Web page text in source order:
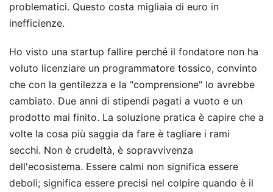
problematici. Questo costa migliaia di euro in
inefficienze.
Ho visto una startup fallire perché il fondatore non ha
voluto licenziare un programmatore tossico, convinto
che con la gentilezza e la "comprensione" lo avrebbe
cambiato. Due anni di stipendi pagati a vuoto e un
prodotto mai finito. La soluzione pratica è capire che a
volte la cosa più saggia da fare è tagliare i rami
secchi. Non è crudeltà, è sopravvivenza
dell'ecosistema. Essere calmi non significa essere
deboli; significa essere precisi nel colpire quando è il